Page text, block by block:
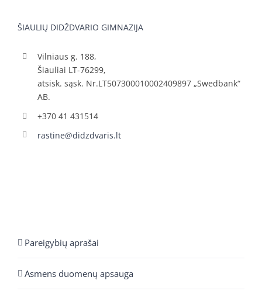
ŠIAULIŲ DIDŽDVARIO GIMNAZIJA
Vilniaus g. 188,
Šiauliai LT-76299,
atsisk. sąsk. Nr.LT507300010002409897 „Swedbank“
AB.
+370 41 431514
rastine@didzdvaris.lt
Pareigybių aprašai
Asmens duomenų apsauga